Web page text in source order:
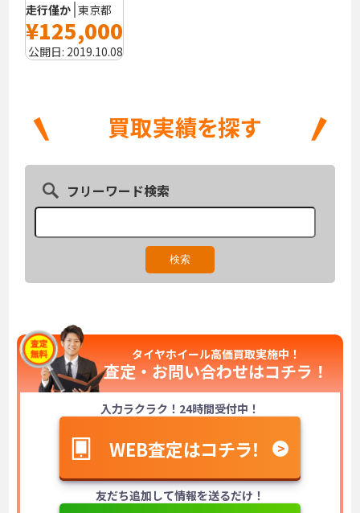
走行僅か 東京都
¥125,000
公開日: 2019.10.08
フリーワード検索
タイヤホイール高価買取実施中！
査定・お問い合わせはコチラ！
入力ラクラク！24時間受付中！
WEB査定はコチラ！
友だち追加して情報を送るだけ！